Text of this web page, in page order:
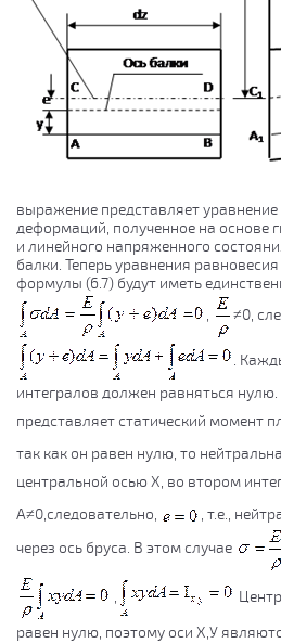
выражение представляет уравнение
деформаций, полученное на основе
и линейного напряженного
балки. Теперь уравнения
формулы (6.7) будут иметь
≠0,
.
интегралов должен равняться
представляет статический момент
так как он равен нулю, то
центральной осью Х, во втором
А≠0,следовательно,
, т.е.,
через ось бруса. В этом случае
равен нулю, поэтому оси Х,У